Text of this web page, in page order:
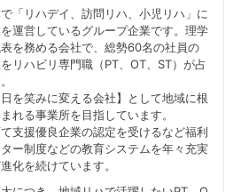
「リハデイ、訪問リハ、小児リハ」に
運営しているグループ企業です。理学
を務める会社で、総勢60名の社員の
リハビリ専門職（PT、OT、ST）が占
日を笑みに変える会社】として地域に根
れる事業所を目指しています。
支援優良企業の認定を受けるなど福利
ー制度などの教育システムを年々充実
化を続けています。